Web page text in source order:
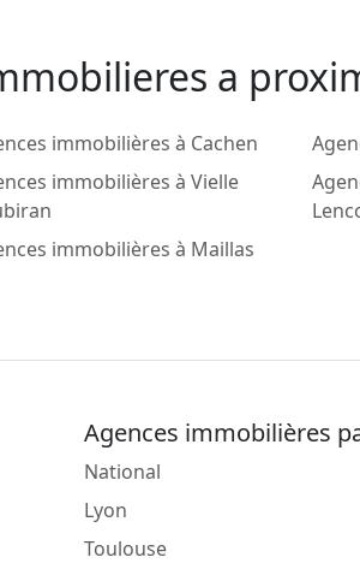
a
immobilières à Cachen
immobilières à Vielle
immobilières à Maillas
Agences immobilières
National
Lyon
Toulouse